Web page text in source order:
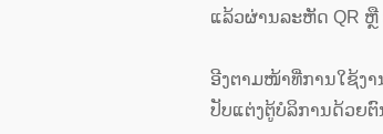
ແລ້ວຜ່ານລະຫັດ QR ຫຼື
ອີງຕາມໜ້າທີ່ການໃຊ້ງາ
ປັບແຕ່ງຕູ້ບໍລິການດ້ວຍຕົ